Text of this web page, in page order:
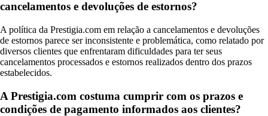
cancelamentos e devoluções de estornos?
A política da Prestigia.com em relação a cancelamentos e devoluções
de estornos parece ser inconsistente e problemática, como relatado por
diversos clientes que enfrentaram dificuldades para ter seus
cancelamentos processados e estornos realizados dentro dos prazos
estabelecidos.
A Prestigia.com costuma cumprir com os prazos e
condições de pagamento informados aos clientes?